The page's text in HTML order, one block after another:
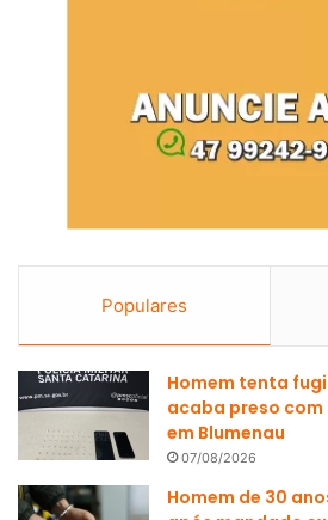
Populares
Homem tenta
acaba preso com
em Blumenau
07/08/2026
Homem de 30